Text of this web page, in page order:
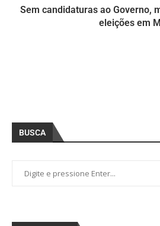
Sem candidaturas ao Governo,
eleições em
BUSCA